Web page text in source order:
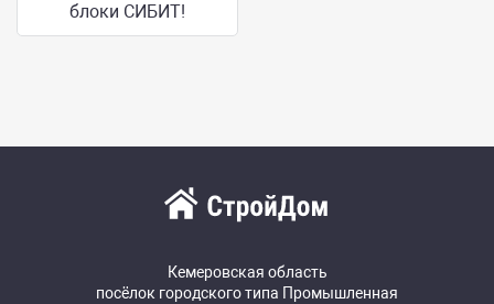
блоки СИБИТ!
Кемеровская область
посёлок городского типа Промышленная